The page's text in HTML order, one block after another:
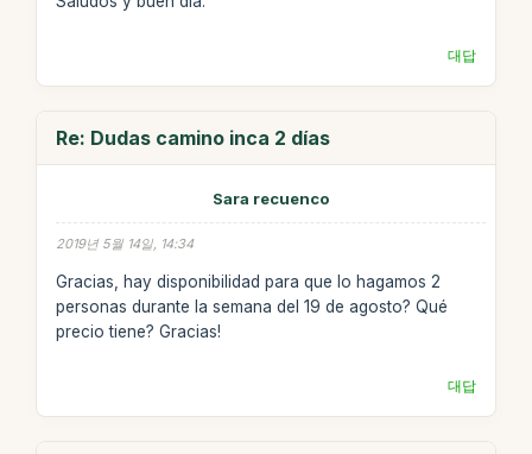
대답
Re: Dudas camino inca 2 días
Sara recuenco
2019년 5월 14일, 14:34
Gracias, hay disponibilidad para que lo hagamos 2
personas durante la semana del 19 de agosto? Qué
precio tiene? Gracias!
대답